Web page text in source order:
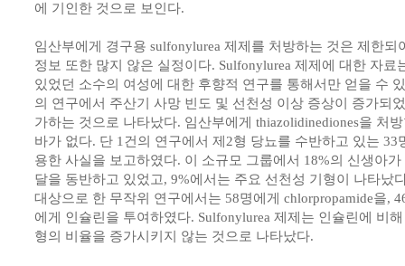
에 기인한 것으로 보인다.
임산부에게 경구용 sulfonylurea 제제를 처방하는 것은 제한되
정보 또한 많지 않은 실정이다. Sulfonylurea 제제에 대한 자료
있었던 소수의 여성에 대한 후향적 연구를 통해서만 얻을 수
의 연구에서 주산기 사망 빈도 및 선천성 이상 증상이 증가되
가하는 것으로 나타났다. 임산부에게 thiazolidinediones을 처
바가 없다. 단 1건의 연구에서 제2형 당뇨를 수반하고 있는 33
용한 사실을 보고하였다. 이 소규모 그룹에서 18%의 신생아
달을 동반하고 있었고, 9%에서는 주요 선천성 기형이 나타났
대상으로 한 무작위 연구에서는 58명에게 chlorpropamide을,
에게 인슐린을 투여하였다. Sulfonylurea 제제는 인슐린에 비
형의 비율을 증가시키지 않는 것으로 나타났다.